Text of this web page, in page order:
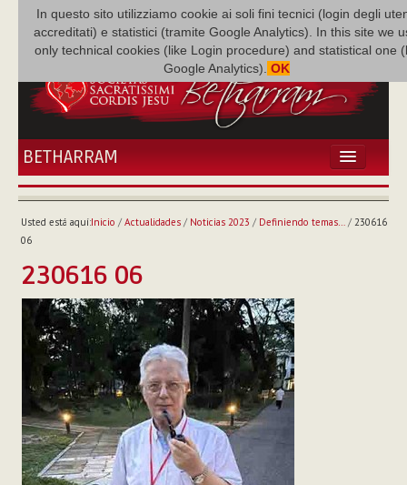
In questo sito utilizziamo cookie ai soli fini tecnici (login degli
accreditati) e statistici (tramite Google Analytics). In this site we
only technical cookies (like Login procedure) and statistical one
Google Analytics). OK
BETHARRAM
INICIO
BETHARRAM
MISIÓN
NEF
MULTIMEDIA
P. AUGUSTO ETCHECOPAR
Usted está aquí:Inicio / Actualidades/ Noticias 2023 / Definiendo temas…/ 230616
06
230616 06